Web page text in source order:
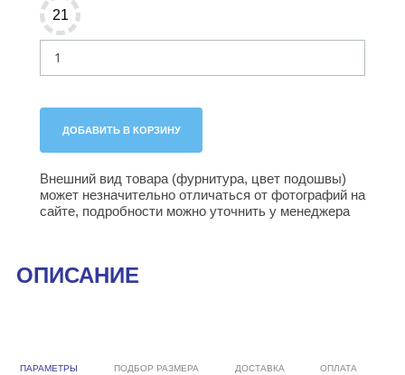
21
Внешний вид товара (фурнитура, цвет подошвы)
может незначительно отличаться от фотографий на
сайте, подробности можно уточнить у менеджера
ОПИСАНИЕ
ПАРАМЕТРЫ ПОДБОР РАЗМЕРА ДОСТАВКА ОПЛАТА